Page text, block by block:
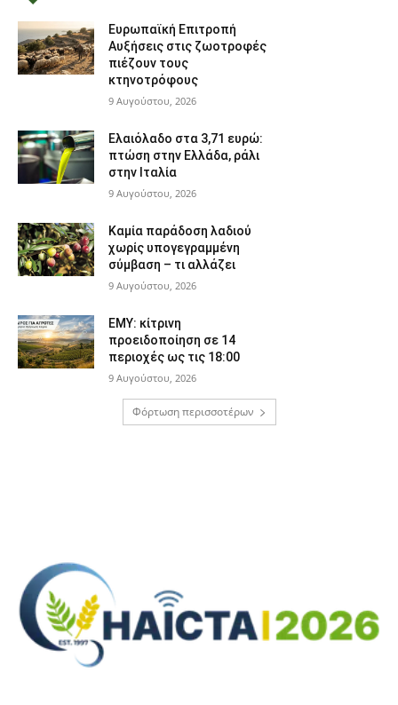
Ευρωπαϊκή Επιτροπή
Αυξήσεις στις ζωοτροφές
πιέζουν τους
κτηνοτρόφους
9 Αυγούστου, 2026
Ελαιόλαδο στα 3,71 ευρώ:
πτώση στην Ελλάδα, ράλι
στην Ιταλία
9 Αυγούστου, 2026
Καμία παράδοση λαδιού
χωρίς υπογεγραμμένη
σύμβαση – τι αλλάζει
9 Αυγούστου, 2026
ΕΜΥ: κίτρινη
προειδοποίηση σε 14
περιοχές ως τις 18:00
9 Αυγούστου, 2026
Φόρτωση περισσοτέρων